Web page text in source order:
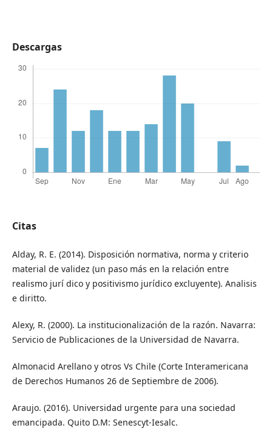
Descargas
Citas
Alday, R. E. (2014). Disposición normativa, norma y criterio
material de validez (un paso más en la relación entre
realismo jurí dico y positivismo jurídico excluyente). Analisis
e diritto.
Alexy, R. (2000). La institucionalización de la razón. Navarra:
Servicio de Publicaciones de la Universidad de Navarra.
Almonacid Arellano y otros Vs Chile (Corte Interamericana
de Derechos Humanos 26 de Septiembre de 2006).
Araujo. (2016). Universidad urgente para una sociedad
emancipada. Quito D.M: Senescyt-Iesalc.